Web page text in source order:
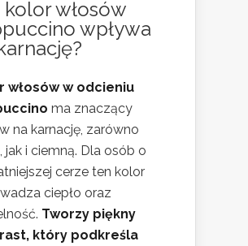
kolor włosów
wpływa
włosów w odcieniu
ma znaczący
na karnację, zarówno
jak i ciemną. Dla osób o
cerze ten kolor
ciepło oraz
Tworzy piękny
który podkreśla